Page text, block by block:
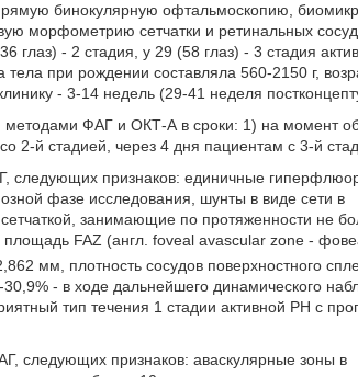
бинокулярную офтальмоскопию,
морфометрию сетчатки и ретинальных
глаз) - 2 стадия, у 29 (58 глаз) - 3 стадия
при рождении составляла 560-2150 г,
- 3-14 недель (29-41 неделя
ФАГ и ОКТ-А в сроки: 1) на момент
2-й стадией, через 4 дня пациентам с 3-й
следующих признаков: единичные
фазе исследования, шунты в виде сети в
занимающие по протяженности не
FAZ (англ. foveal avascular zone -
мм, плотность сосудов поверхностного
- в ходе дальнейшего динамического
тип течения 1 стадии активной РН с
следующих признаков: аваскулярные зоны в